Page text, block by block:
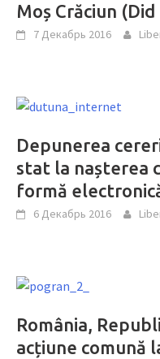
Moș Crăciun
7 Декабрь 2016
Depunerea
stat la nașterea
formă
6 Декабрь 2016
România,
acțiune comună